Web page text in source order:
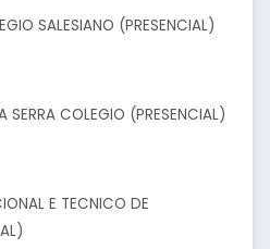
SALESIANO (PRESENCIAL)
SERRA COLEGIO (PRESENCIAL)
E TECNICO DE